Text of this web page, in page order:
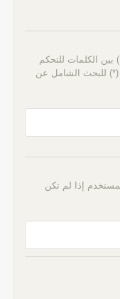
استخدم المصطلحات (AND) أو (OR) أو (NOT) بين الكلمات للتحكم
(*) للبحث الشامل عن
إذا لم تكن